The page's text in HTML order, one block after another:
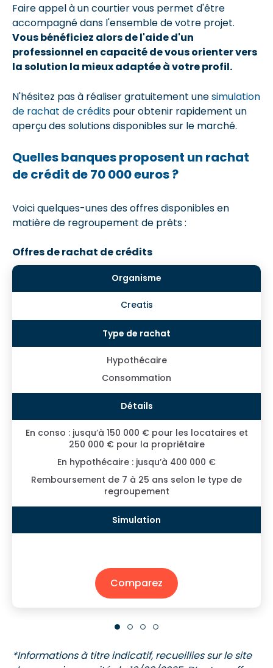
Faire appel à un courtier vous permet d'être
accompagné dans l'ensemble de votre projet.
Vous bénéficiez alors de l'aide d'un
professionnel en capacité de vous orienter vers
la solution la mieux adaptée à votre profil.
N'hésitez pas à réaliser gratuitement unesimulation
de rachat de crédits pour obtenir rapidement un
aperçu des solutions disponibles sur le marché.
Quelles banques proposent un rachat
de crédit de 70 000 euros ?
Voici quelques-unes des offres disponibles en
matière de regroupement de prêts :
Offres de rachat de crédits
Creatis
Hypothécaire
Consommation
En conso : jusqu’à 150 000 € pour les locataires et
250 000 € pour la propriétaire
En hypothécaire : jusqu’à 400 000 €
Remboursement de 7 à 25 ans selon le type de
regroupement
Comparez
*Informations à titre indicatif, recueillies sur le site